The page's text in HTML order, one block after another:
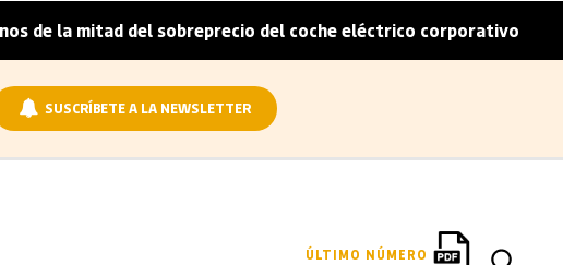
del sobreprecio del coche eléctrico corporativo | Arval
SUSCRÍBETE A LA NEWSLETTER
ÚLTIMO NÚMERO